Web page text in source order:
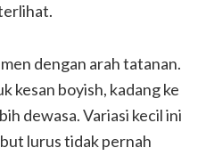
dengan arah tatanan.
kesan boyish, kadang ke
dewasa. Variasi kecil ini
lurus tidak pernah